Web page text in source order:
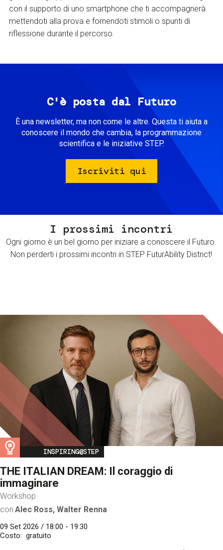
con il supporto di uno smartphone che ti accompagnerà
mettendoti alla prova e fornendoti stimoli o spunti di
riflessione durante il percorso.
C'è posta dal Futuro
È una newsletter, ma non come le altre. Questa ti aiuta a
conoscere il mondo che cambia, la programmazione
scientifica e le iniziative STEP.
Iscriviti qui
I prossimi incontri
Ogni giorno è un bel giorno per iniziare a conoscere il Futuro.
Non perderti i prossimi incontri in STEP FuturAbility District!
Image
INSPIRING@STEP
THE ITALIAN DREAM: Il coraggio di
immaginare
Workshop
con Alec Ross, Walter Renna
09 Set 2026 / 18:00 - 19:30
Costo
gratuito